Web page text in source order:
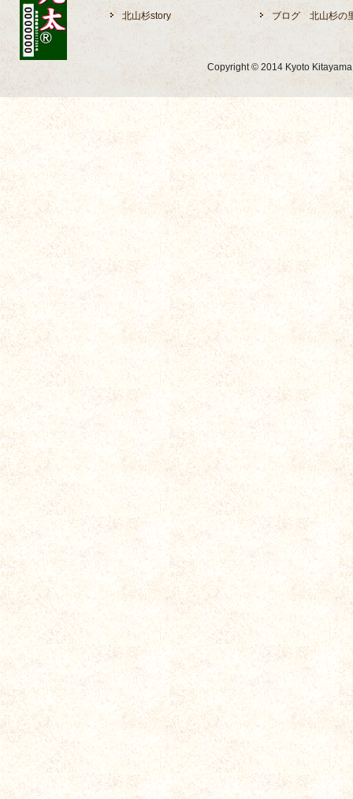
北山杉story ブログ 北山杉の
Copyright © 2014 Kyoto